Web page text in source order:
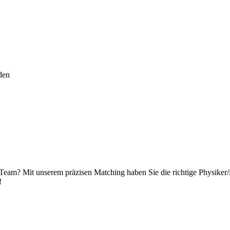
Mit unserem präzisen Matching haben Sie die richtige